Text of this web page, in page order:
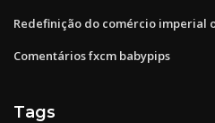
Redefinição do comércio imperial
Comentários fxcm babypips
Tags